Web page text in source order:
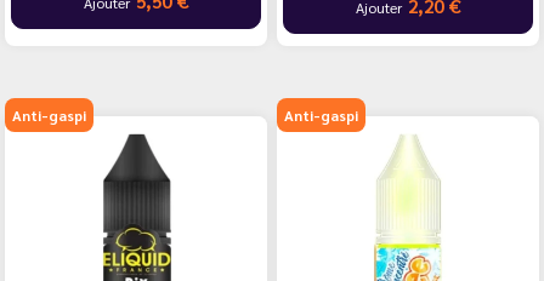
Ajouter 2,20 €
Anti-gaspi Anti-gaspi